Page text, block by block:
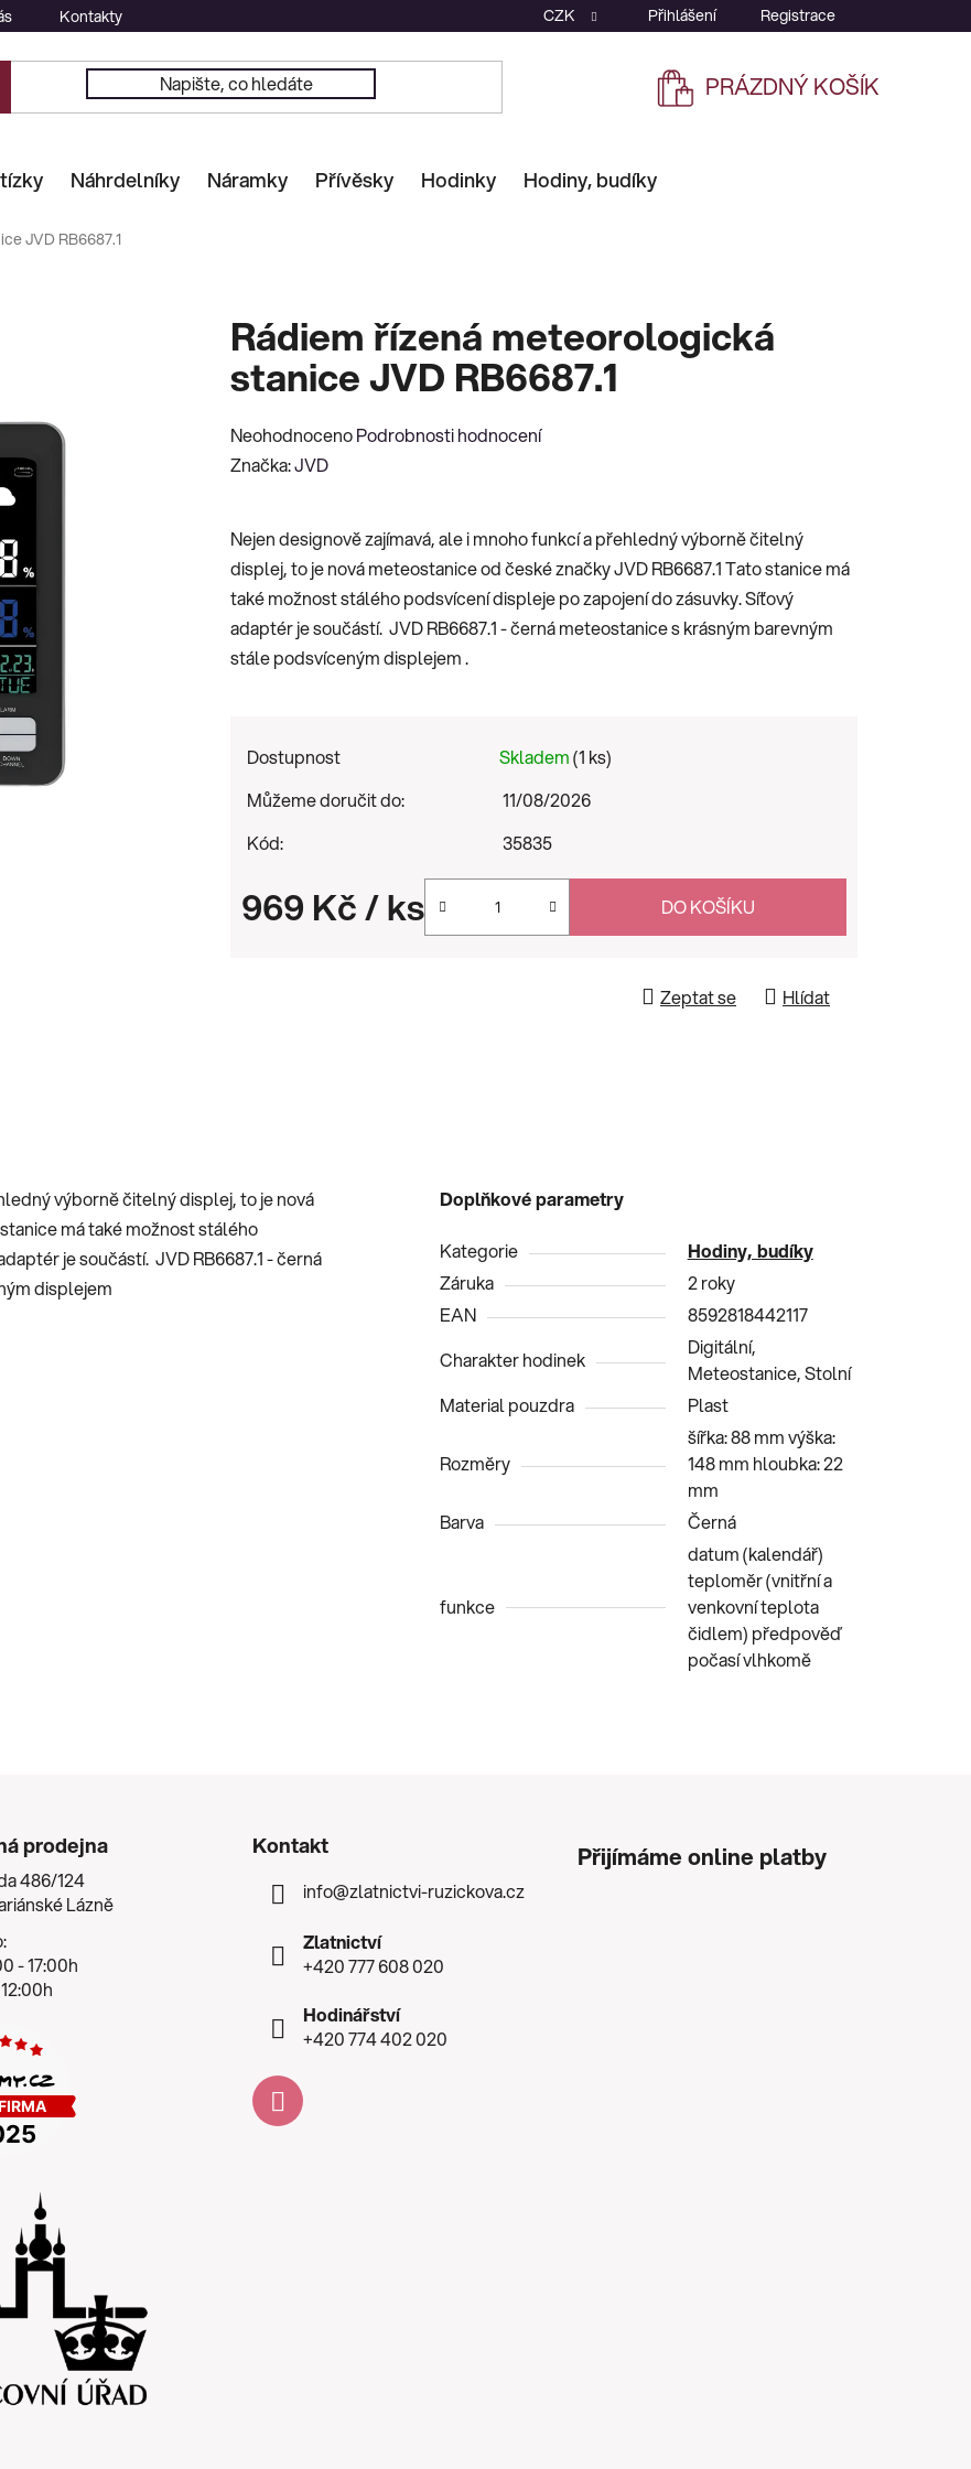
Kontakty CZK Přihlášení Registrace
NÁKUPNÍ
PRÁZDNÝ KOŠÍK
Náhrdelníky Náramky Přívěsky Hodinky Hodiny, budíky
JVD RB6687.1
Rádiem řízená meteorologická
stanice JVD RB6687.1
Průměrné
hodnocení
0,0
z
5
hvězdiček.
NeohodnocenoPodrobnosti hodnocení
Značka:JVD
Nejen designově zajímavá, ale i mnoho funkcí a přehledný výborně čitelný
displej, to je nová meteostanice od české značky JVD RB6687.1 Tato stanice má
také možnost stálého podsvícení displeje po zapojení do zásuvky. Síťový
adaptér je součástí. JVD RB6687.1 - černá meteostanice s krásným barevným
stále podsvíceným displejem .
Dostupnost Skladem(1 ks)
Můžeme doručit do:
11/08/2026
Kód:
35835
969 Kč/ ks DO KOŠÍKU
Zeptat se Hlídat
výborně čitelný displej, to je nová
má také možnost stálého
je součástí. JVD RB6687.1 - černá
displejem
Doplňkové parametry
Kategorie
Hodiny, budíky
Záruka
2 roky
EAN
8592818442117
Charakter hodinek
Digitální,
Meteostanice, Stolní
Material pouzdra
Plast
Rozměry
šířka: 88 mm výška:
148 mm hloubka: 22
mm
Barva
Černá
funkce
datum (kalendář)
teploměr (vnitřní a
venkovní teplota
čidlem) předpověď
počasí vlhkomě
prodejna
486/124
Lázně
- 17:00h
Kontakt
info@zlatnictvi-ruzickova.cz
Zlatnictví
+420 777 608 020
Hodinářství
+420 774 402 020
Přijímáme online platby